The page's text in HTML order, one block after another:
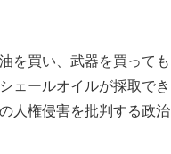
を買い、武器を買っても
ェールオイルが採取でき
人権侵害を批判する政治